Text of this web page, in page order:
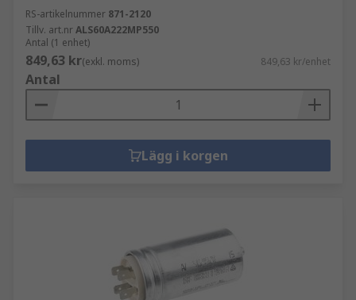
RS-artikelnummer 871-2120
Tillv. art.nrALS60A222MP550
Antal (1 enhet)
849,63 kr(exkl. moms) 849,63 kr/enhet
Antal
Lägg i korgen